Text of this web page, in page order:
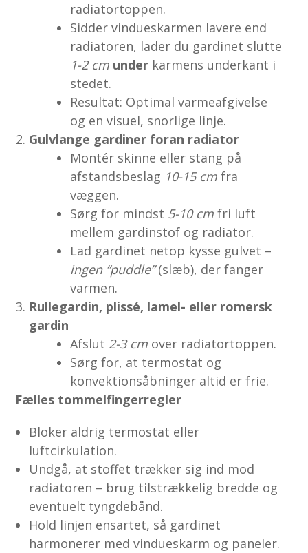
radiatortoppen.
Sidder vindueskarmen lavere end
radiatoren, lader du gardinet slutte
1-2 cm under karmens underkant i
stedet.
Resultat: Optimal varmeafgivelse
og en visuel, snorlige linje.
Gulvlange gardiner foran radiator
Montér skinne eller stang på
afstandsbeslag 10-15 cm fra
væggen.
Sørg for mindst 5-10 cm fri luft
mellem gardinstof og radiator.
Lad gardinet netop kysse gulvet –
ingen “puddle”(slæb), der fanger
varmen.
Rullegardin, plissé, lamel- eller romersk
gardin
Afslut 2-3 cm over radiatortoppen.
Sørg for, at termostat og
konvektionsåbninger altid er frie.
Fælles tommelfingerregler
Bloker aldrig termostat eller
luftcirkulation.
Undgå, at stoffet trækker sig ind mod
radiatoren – brug tilstrækkelig bredde og
eventuelt tyngdebånd.
Hold linjen ensartet, så gardinet
harmonerer med vindueskarm og paneler.